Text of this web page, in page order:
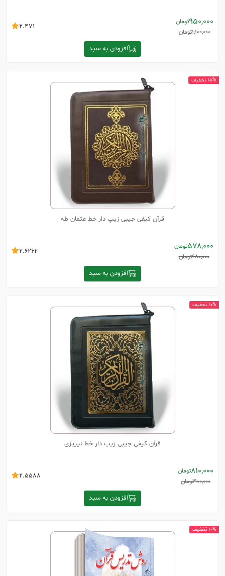
950,000تومان
1,100,000تومان
2.471
افزودن به سبد
قرآن کیفی جیبی زیپ دار خط عثمان طه
578,000تومان
680,000تومان
2.6262
افزودن به سبد
15% تخفیف
قرآن کیفی جیبی زیپ دار خط نیریزی
810,000تومان
900,000تومان
2.5588
افزودن به سبد
10% تخفیف
10% تخفیف